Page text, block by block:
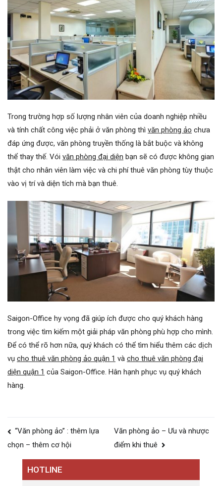
Trong trường hợp số lượng nhân viên của doanh nghiệp nhiều
và tính chất công việc phải ở văn phòng thì văn phòng ảo chưa
đáp ứng được, văn phòng truyền thống là bắt buộc và không
thể thay thế. Vói văn phòng đại diện bạn sẽ có được không gian
thật cho nhân viên làm việc và chi phí thuê văn phòng tùy thuộc
vào vị trí và diện tích mà bạn thuê.
Saigon-Office hy vọng đã giúp ích được cho quý khách hàng
trong việc tìm kiếm một giải pháp văn phòng phù hợp cho mình.
Để có thể rõ hơn nữa, quý khách có thể tìm hiểu thêm các dịch
vụ cho thuê văn phòng ảo quận 1 và cho thuê văn phòng đại
diện quận 1 của Saigon-Office. Hân hạnh phục vụ quý khách
hàng.
Điều
hướng
“Văn phòng ảo” : thêm lựa
chọn – thêm cơ hội
Văn phòng ảo – Ưu và nhược
điểm khi thuê
HOTLINE